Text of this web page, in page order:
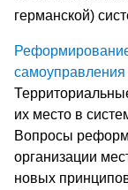
германской)
их место в
Вопросы
организации
новых